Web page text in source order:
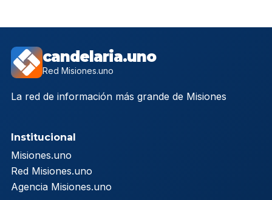
candelaria.uno
Red Misiones.uno
La red de información más grande de Misiones
Institucional
Misiones.uno
Red Misiones.uno
Agencia Misiones.uno